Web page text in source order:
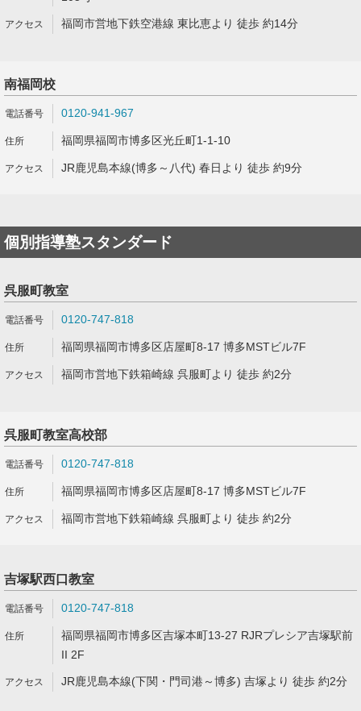
福岡市営地下鉄空港線 東比恵より 徒歩 約14分
南福岡校
0120-941-967
福岡県福岡市博多区光丘町1-1-10
JR鹿児島本線(博多～八代) 春日より 徒歩 約9分
個別指導塾スタンダード
呉服町教室
0120-747-818
福岡県福岡市博多区店屋町8-17 博多MSTビル7F
福岡市営地下鉄箱崎線 呉服町より 徒歩 約2分
呉服町教室高校部
0120-747-818
福岡県福岡市博多区店屋町8-17 博多MSTビル7F
福岡市営地下鉄箱崎線 呉服町より 徒歩 約2分
吉塚駅西口教室
0120-747-818
福岡県福岡市博多区吉塚本町13-27 RJRプレシア吉塚駅前
II 2F
JR鹿児島本線(下関・門司港～博多) 吉塚より 徒歩 約2分